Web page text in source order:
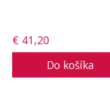
€ 41,20